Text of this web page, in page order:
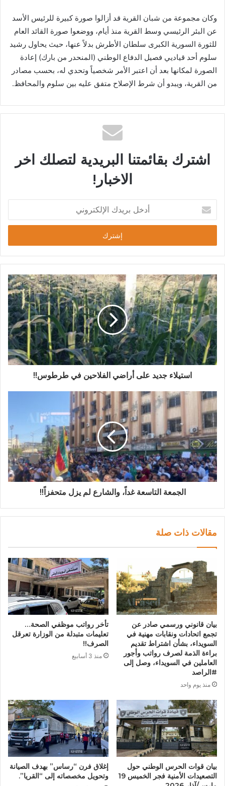
وكان مجموعة من شبان القرية قد أزالوا صورة كبيرة للرئيس الأسد
عن البئر الرئيسي وسط القرية منذ أيام، ووضعوا صورة القائد العام
للثورة السورية الكبرى سلطان الأطرش بدلاً عنها، حيث يحاول رشيد
سلوم أحد قياديي فصيل الدفاع الوطني (المنحدر من بارك) إعادة
الصورة لمكانها بعد أن اعتبر الأمر شخصياً وتحدي له، بحسب مصادر
من القرية، ويبدو أن شرط الإصلاح متفق عليه بين سلوم والمحافظ.
اشترك بقائمتنا البريدية لتصلك اخر
الاخبار!
استيلاء جديد على أراضي الفلاحين في طرطوس!!
الجمعة التاسعة غداً، والشارع لم يزل متحفزاً!!
مقالات ذات صلة
بيان قانوني ورسمي صادر عن
تجمع اتحادات ونقابات مهنية في
السويداء، بشأن اشتراط تقديم
براءة الذمة لصرف رواتب وأجور
العاملين في السويداء، وصل إلى
#الراصد
منذ يوم واحد
تأخر رواتب موظفي الصحة…
تعليمات متبدلة من الوزارة تعرقل
الصرف!!
منذ 3 أسابيع
بيان قوات الحرس الوطني حول
التصعيدات الأمنية فجر الخميس 19
إغلاق فرن “رساس” بهدف الصيانة
وتحويل مخصصاته إلى “القريا”.